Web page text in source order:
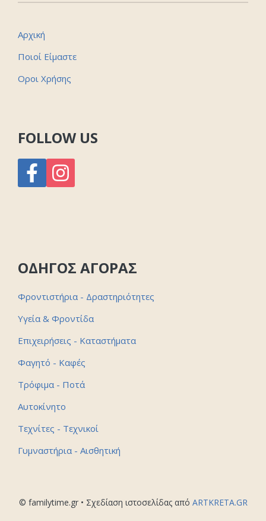
Αρχική
Ποιοί Είμαστε
Οροι Χρήσης
FOLLOW US
ΟΔΗΓΟΣ ΑΓΟΡΑΣ
Φροντιστήρια - Δραστηριότητες
Υγεία & Φροντίδα
Επιχειρήσεις - Καταστήματα
Φαγητό - Καφές
Τρόφιμα - Ποτά
Αυτοκίνητο
Τεχνίτες - Τεχνικοί
Γυμναστήρια - Αισθητική
© familytime.gr • Σχεδίαση ιστοσελίδας από ARTKRETA.GR